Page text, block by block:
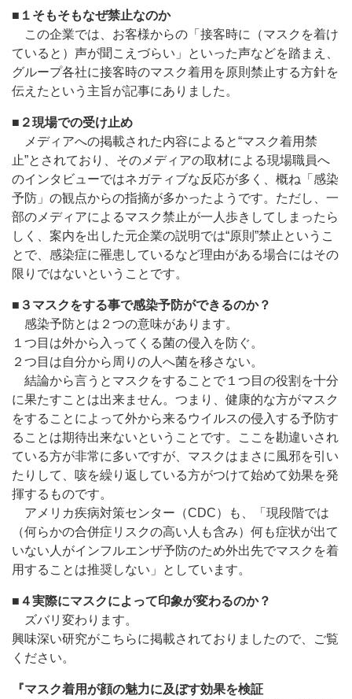
■ １そもそもなぜ禁止なのか
この企業では、お客様からの「接客時に（マスクを着け
ていると）声が聞こえづらい」といった声などを踏まえ、
グループ各社に接客時のマスク着用を原則禁止する方針を
伝えたという主旨が記事にありました。
■ ２現場での受け止め
メディアへの掲載された内容によると“マスク着用禁
止”とされており、そのメディアの取材による現場職員へ
のインタビューではネガティブな反応が多く、概ね「感染
予防」の観点からの指摘が多かったようです。ただし、一
部のメディアによるマスク禁止が一人歩きしてしまったら
しく、案内を出した元企業の説明では“原則”禁止というこ
とで、感染症に罹患しているなど理由がある場合にはその
限りではないということです。
■ ３マスクをする事で感染予防ができるのか？
感染予防とは２つの意味があります。
１つ目は外から入ってくる菌の侵入を防ぐ。
２つ目は自分から周りの人へ菌を移さない。
結論から言うとマスクをすることで１つ目の役割を十分
に果たすことは出来ません。つまり、健康的な方がマスク
をすることによって外から来るウイルスの侵入する予防す
ることは期待出来ないということです。ここを勘違いされ
ている方が非常に多いですが、マスクはまさに風邪を引い
たりして、咳を繰り返している方がつけて始めて効果を発
揮するものです。
アメリカ疾病対策センター（CDC）も、「現段階では
（何らかの合併症リスクの高い人も含み）何も症状が出て
いない人がインフルエンザ予防のため外出先でマスクを着
用することは推奨しない」としています。
■ ４実際にマスクによって印象が変わるのか？
ズバリ変わります。
興味深い研究がこちらに掲載されておりましたので、ご覧
ください。
『マスク着用が顔の魅力に及ぼす効果を検証